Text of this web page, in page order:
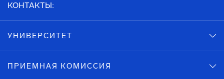
КОНТАКТЫ:
УНИВЕРСИТЕТ
ПРИЕМНАЯ КОМИССИЯ